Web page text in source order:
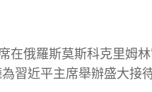
俄羅斯莫斯科克里姆
習近平主席舉辦盛大接